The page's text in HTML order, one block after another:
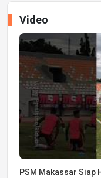
Video
PSM Makassar Siap